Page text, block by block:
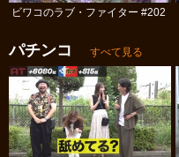
ビワコのラブ・ファイター #202
パチンコ すべて見る